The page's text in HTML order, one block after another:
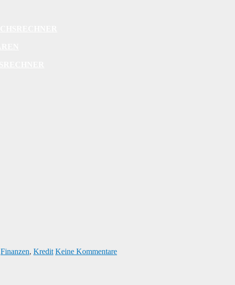
Finanzen, Kredit Keine Kommentare